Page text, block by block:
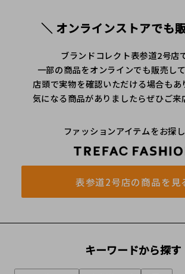
＼ オンラインストアでも
ブランドコレクト表参道2号店
一部の商品をオンラインでも販売して
店頭で実物を確認いただける場合もあ
気になる商品がありましたらぜひご来
ファッションアイテムをお探
表参道2号店の商品を見
キーワードから探す